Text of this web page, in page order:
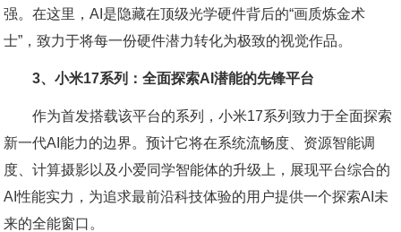
强。在这里，AI是隐藏在顶级光学硬件背后的“画质炼金术
士”，致力于将每一份硬件潜力转化为极致的视觉作品。
3、小米17系列：全面探索AI潜能的先锋平台
作为首发搭载该平台的系列，小米17系列致力于全面探索
新一代AI能力的边界。预计它将在系统流畅度、资源智能调
度、计算摄影以及小爱同学智能体的升级上，展现平台综合的
AI性能实力，为追求最前沿科技体验的用户提供一个探索AI未
来的全能窗口。